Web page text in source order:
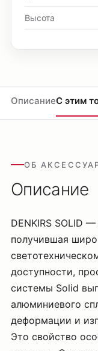
Высота
ОписаниеС этим
ОБ
Описание
DENKIRS SOLID
получившая
доступности,
системы Solid
алюминиевого
деформации и
Это свойство